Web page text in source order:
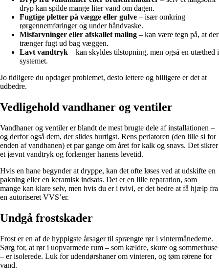
dryp kan spilde mange liter vand om dagen.
Fugtige pletter på vægge eller gulve – især omkring
rørgennemføringer og under håndvaske.
Misfarvninger eller afskallet maling – kan være tegn på, at der
trænger fugt ud bag væggen.
Lavt vandtryk – kan skyldes tilstopning, men også en utæthed i
systemet.
Jo tidligere du opdager problemet, desto lettere og billigere er det at
udbedre.
Vedligehold vandhaner og ventiler
Vandhaner og ventiler er blandt de mest brugte dele af installationen –
og derfor også dem, der slides hurtigst. Rens perlatoren (den lille si for
enden af vandhanen) et par gange om året for kalk og snavs. Det sikrer
et jævnt vandtryk og forlænger hanens levetid.
Hvis en hane begynder at dryppe, kan det ofte løses ved at udskifte en
pakning eller en keramisk indsats. Det er en lille reparation, som
mange kan klare selv, men hvis du er i tvivl, er det bedre at få hjælp fra
en autoriseret VVS’er.
Undgå frostskader
Frost er en af de hyppigste årsager til sprængte rør i vintermånederne.
Sørg for, at rør i uopvarmede rum – som kældre, skure og sommerhuse
– er isolerede. Luk for udendørshaner om vinteren, og tøm rørene for
vand.